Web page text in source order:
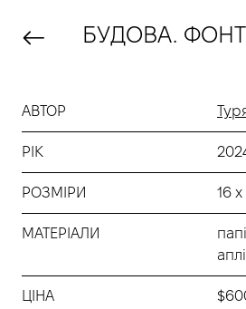
БУДОВА.
АВТОР
РІК
РОЗМІРИ 16
МАТЕРІАЛИ
ЦІНА